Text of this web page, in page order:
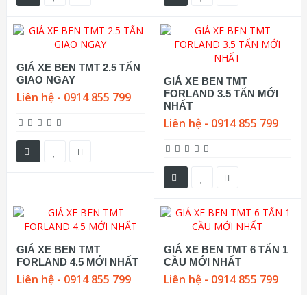
GIÁ XE BEN TMT 2.5 TẤN
GIAO NGAY
Liên hệ - 0914 855 799
GIÁ XE BEN TMT
FORLAND 3.5 TẤN MỚI
NHẤT
Liên hệ - 0914 855 799
GIÁ XE BEN TMT
FORLAND 4.5 MỚI NHẤT
Liên hệ - 0914 855 799
GIÁ XE BEN TMT 6 TẤN 1
CẦU MỚI NHẤT
Liên hệ - 0914 855 799